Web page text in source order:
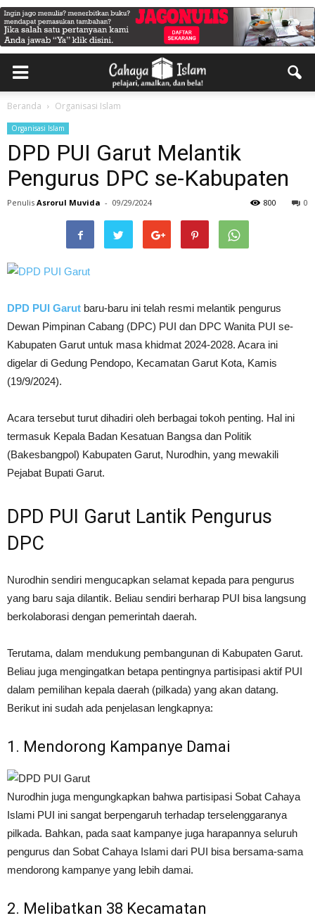
Beranda Organisasi Islam
Organisasi Islam
DPD PUI Garut Melantik
Pengurus DPC se-Kabupaten
Penulis Asrorul Muvida - 09/29/2024 0
800
DPD PUI Garut baru-baru ini telah resmi melantik pengurus
Dewan Pimpinan Cabang (DPC) PUI dan DPC Wanita PUI se-
Kabupaten Garut untuk masa khidmat 2024-2028. Acara ini
digelar di Gedung Pendopo, Kecamatan Garut Kota, Kamis
(19/9/2024).
Acara tersebut turut dihadiri oleh berbagai tokoh penting. Hal ini
termasuk Kepala Badan Kesatuan Bangsa dan Politik
(Bakesbangpol) Kabupaten Garut, Nurodhin, yang mewakili
Pejabat Bupati Garut.
DPD PUI Garut Lantik Pengurus
DPC
Nurodhin sendiri mengucapkan selamat kepada para pengurus
yang baru saja dilantik. Beliau sendiri berharap PUI bisa langsung
berkolaborasi dengan pemerintah daerah.
Terutama, dalam mendukung pembangunan di Kabupaten Garut.
Beliau juga mengingatkan betapa pentingnya partisipasi aktif PUI
dalam pemilihan kepala daerah (pilkada) yang akan datang.
Berikut ini sudah ada penjelasan lengkapnya:
1. Mendorong Kampanye Damai
Nurodhin juga mengungkapkan bahwa partisipasi Sobat Cahaya
Islami PUI ini sangat berpengaruh terhadap terselenggaranya
pilkada. Bahkan, pada saat kampanye juga harapannya seluruh
pengurus dan Sobat Cahaya Islami dari PUI bisa bersama-sama
mendorong kampanye yang lebih damai.
2. Melibatkan 38 Kecamatan